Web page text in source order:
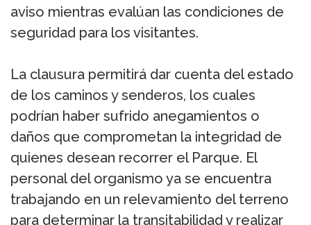
aviso mientras evalúan las condiciones de
seguridad para los visitantes.
La clausura permitirá dar cuenta del estado
de los caminos y senderos, los cuales
podrían haber sufrido anegamientos o
daños que comprometan la integridad de
quienes desean recorrer el Parque. El
personal del organismo ya se encuentra
trabajando en un relevamiento del terreno
para determinar la transitabilidad y realizar